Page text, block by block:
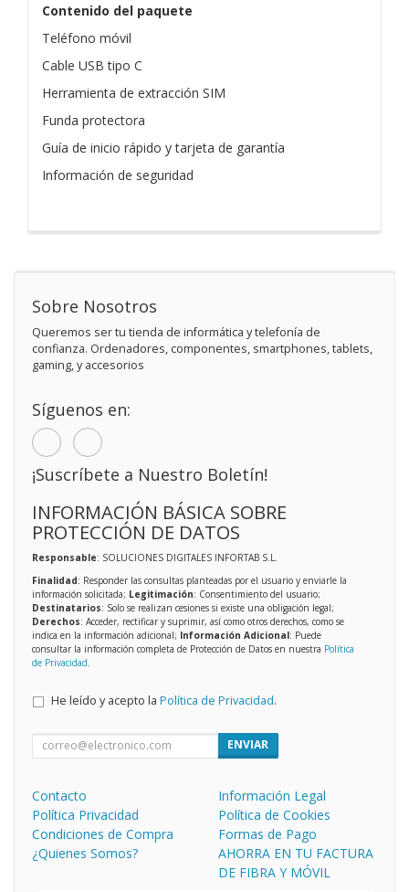
Contenido del paquete
Teléfono móvil
Cable USB tipo C
Herramienta de extracción SIM
Funda protectora
Guía de inicio rápido y tarjeta de garantía
Información de seguridad
Sobre Nosotros
Queremos ser tu tienda de informática y telefonía de
confianza. Ordenadores, componentes, smartphones, tablets,
gaming, y accesorios
Síguenos en:
¡Suscríbete a Nuestro Boletín!
INFORMACIÓN BÁSICA SOBRE
PROTECCIÓN DE DATOS
Responsable: SOLUCIONES DIGITALES INFORTAB S.L.
Finalidad: Responder las consultas planteadas por el usuario y enviarle la
información solicitada; Legitimación: Consentimiento del usuario;
Destinatarios: Solo se realizan cesiones si existe una obligación legal;
Derechos: Acceder, rectificar y suprimir, así como otros derechos, como se
indica en la información adicional; Información Adicional: Puede
consultar la información completa de Protección de Datos en nuestra Política
de Privacidad
He leído y acepto la Política de Privacidad.
ENVIAR
Contacto
Información Legal
Política Privacidad
Política de Cookies
Condiciones de Compra
Formas de Pago
¿Quienes Somos?
AHORRA EN TU FACTURA
DE FIBRA Y MÓVIL